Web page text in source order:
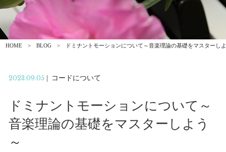
HOME BLOG ドミナントモーションについて～音楽理論の基礎をマスターし
2023.09.05 コードについて
ドミナントモーションについて～
音楽理論の基礎をマスターしよう
～